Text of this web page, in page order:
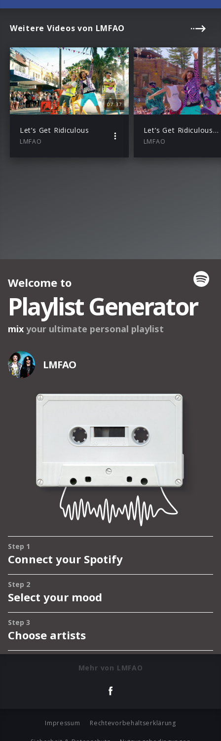
Weitere Videos von LMFAO
07:37
Let’s Get Ridiculous
LMFAO
Let’s Get Ridiculous (Teaser)
LMFAO
Mehr von LMFAO
Impressum Rechtevorbehaltserklärung